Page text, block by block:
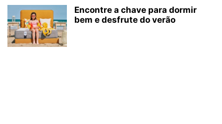
Encontre a chave para dormir
bem e desfrute do verão